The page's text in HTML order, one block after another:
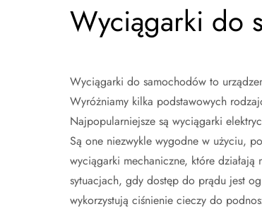
Wyciągarki do
Wyciągarki do samochodów to
Wyróżniamy kilka podstawowych
Najpopularniejsze są wyciągarki
Są one niezwykle wygodne w użyciu,
wyciągarki mechaniczne, które działają
sytuacjach, gdy dostęp do prądu jest
wykorzystują ciśnienie cieczy do